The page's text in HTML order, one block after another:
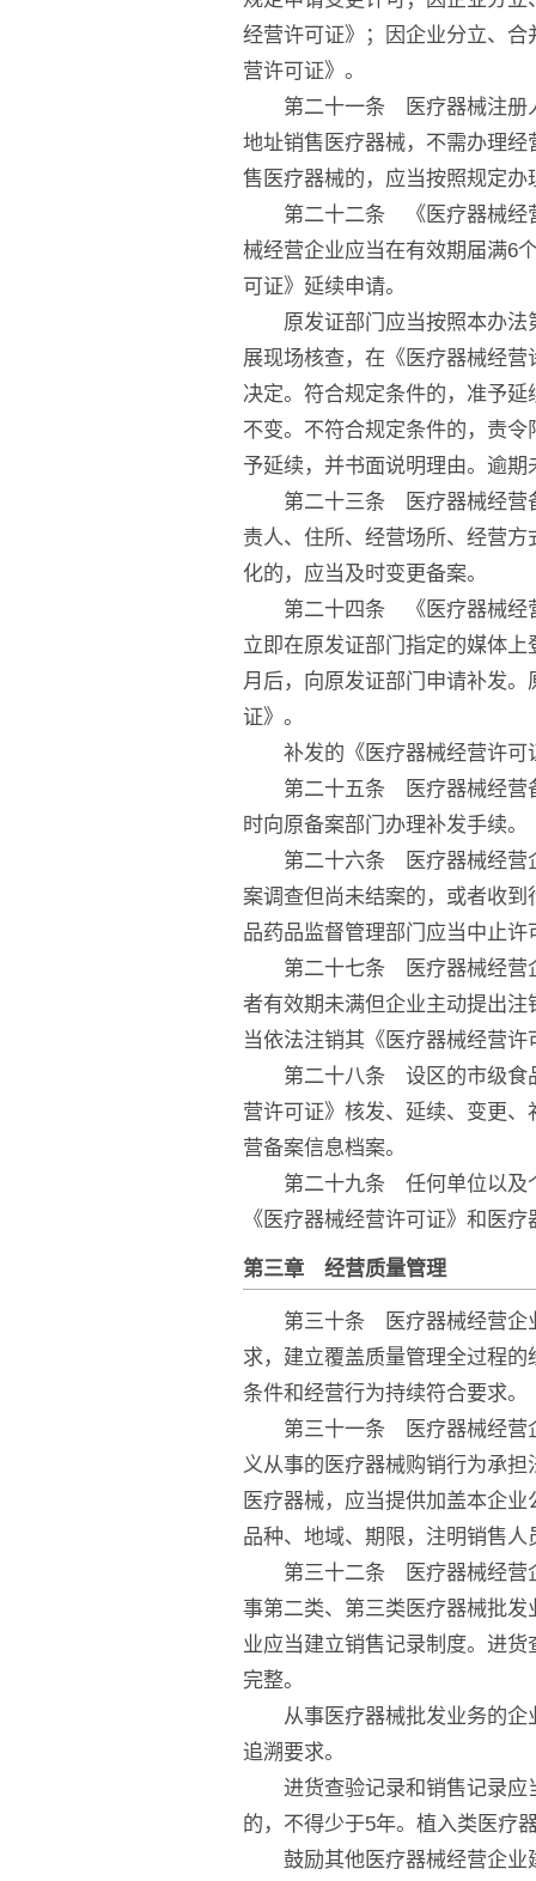
经营许可证》；因企业分立、
营许可证》。
第二十一条 医疗器械注册人
地址销售医疗器械，不需办理
售医疗器械的，应当按照规定
第二十二条 《医疗器械经营
械经营企业应当在有效期届满6
可证》延续申请。
原发证部门应当按照本办法
展现场核查，在《医疗器械经
决定。符合规定条件的，准予
不变。不符合规定条件的，责
予延续，并书面说明理由。逾
第二十三条 医疗器械经营备
责人、住所、经营场所、经营
化的，应当及时变更备案。
第二十四条 《医疗器械经营
立即在原发证部门指定的媒体
月后，向原发证部门申请补发
证》。
补发的《医疗器械经营许可
第二十五条 医疗器械经营备
时向原备案部门办理补发手续。
第二十六条 医疗器械经营企
案调查但尚未结案的，或者收
品药品监督管理部门应当中止
第二十七条 医疗器械经营企
者有效期未满但企业主动提出
当依法注销其《医疗器械经营
第二十八条 设区的市级食品
营许可证》核发、延续、变更
营备案信息档案。
第二十九条 任何单位以及个
《医疗器械经营许可证》和医
第三章 经营质量管理
第三十条 医疗器械经营企业
求，建立覆盖质量管理全过程
条件和经营行为持续符合要求。
第三十一条 医疗器械经营企
义从事的医疗器械购销行为承
医疗器械，应当提供加盖本企
品种、地域、期限，注明销售人
第三十二条 医疗器械经营企
事第二类、第三类医疗器械批
业应当建立销售记录制度。进
完整。
从事医疗器械批发业务的企
追溯要求。
进货查验记录和销售记录应
的，不得少于5年。植入类医疗
鼓励其他医疗器械经营企业